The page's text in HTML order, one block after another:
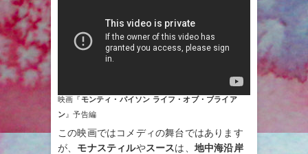
映画『モンティ・パイソン ライフ・オブ・ブライア
ン』予告編
この映画ではコメディの舞台ではあります
が、 モナスティルやスースは、 地中海沿岸